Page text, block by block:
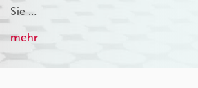
Sie …
mehr